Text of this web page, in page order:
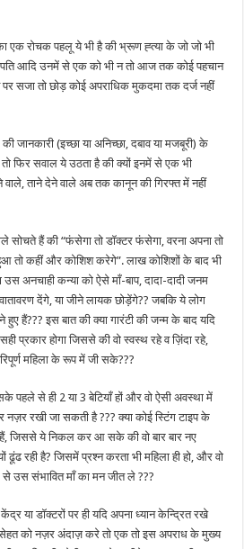
एक रोचक पहलू ये भी है की भ्रूण ह्त्या के जो जो भी
पति आदि उनमें से एक को भी न तो आज तक कोई पहचान
पर सजा तो छोड़ कोई अपराधिक मुकदमा तक दर्ज नहीं
की जानकारी (इच्छा या अनिच्छा, दबाव या मजबूरी) के
फिर सवाल ये उठता है की क्यों इनमें से एक भी
ताने देने वाले अब तक कानून की गिरफ्त में नहीं
सोचते हैं की “फंसेगा तो डॉक्टर फंसेगा, वरना अपना तो
हुआ तो कहीं और कोशिश करेगे”. लाख कोशिशों के बाद भी
उस अनचाही कन्या को ऐसे माँ-बाप, दादा-दादी जनम
देंगे, या जीने लायक छोड़ेंगे?? जबकि ये लोग
हैं??? इस बात की क्या गारंटी की जन्म के बाद यदि
प्रकार होगा जिससे की वो स्वस्थ रहे व ज़िंदा रहे,
महिला के रूप में जी सके???
पहले से ही 2 या 3 बेटियाँ हों और वो ऐसी अवस्था में
नज़र रखी जा सकती है ??? क्या कोई स्टिंग टाइप के
जिससे ये निकल कर आ सके की वो बार बार नए
ढूंढ रही है? जिसमें प्रश्न करता भी महिला ही हो, और वो
से उस संभावित माँ का मन जीत ले ???
या डॉक्टरों पर ही यदि अपना ध्यान केन्द्रित रखे
को नज़र अंदाज़ करे तो एक तो इस अपराध के मुख्य